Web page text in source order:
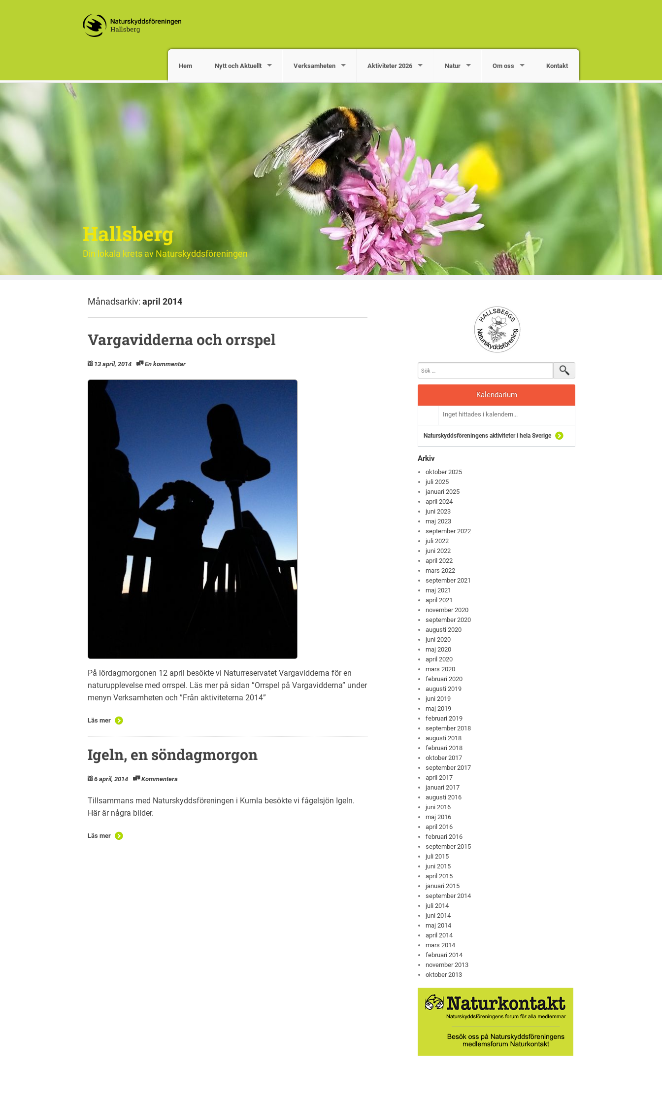
Hem Nytt och Aktuellt Verksamheten Aktiviteter 2026 Natur Om oss Kontakt
Hallsberg
Din lokala krets av Naturskyddsföreningen
Månadsarkiv: april 2014
Vargavidderna och orrspel
13 april, 2014 En kommentar
På lördagmorgonen 12 april besökte vi Naturreservatet Vargavidderna för en
naturupplevelse med orrspel. Läs mer på sidan ”Orrspel på Vargavidderna” under
menyn Verksamheten och ”Från aktiviteterna 2014”
Läs mer
Igeln, en söndagmorgon
6 april, 2014 Kommentera
Tillsammans med Naturskyddsföreningen i Kumla besökte vi fågelsjön Igeln.
Här är några bilder.
Läs mer
Kalendarium
Inget hittades i kalendern...
Naturskyddsföreningens aktiviteter i hela Sverige
Arkiv
oktober 2025
juli 2025
januari 2025
april 2024
juni 2023
maj 2023
september 2022
juli 2022
juni 2022
april 2022
mars 2022
september 2021
maj 2021
april 2021
november 2020
september 2020
augusti 2020
juni 2020
maj 2020
april 2020
mars 2020
februari 2020
augusti 2019
juni 2019
maj 2019
februari 2019
september 2018
augusti 2018
februari 2018
oktober 2017
september 2017
april 2017
januari 2017
augusti 2016
juni 2016
maj 2016
april 2016
februari 2016
september 2015
juli 2015
juni 2015
april 2015
januari 2015
september 2014
juli 2014
juni 2014
maj 2014
april 2014
mars 2014
februari 2014
november 2013
oktober 2013